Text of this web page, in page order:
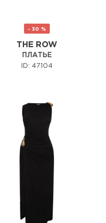
- 30 %
THE ROW
ПЛАТЬЕ
ID: 47104